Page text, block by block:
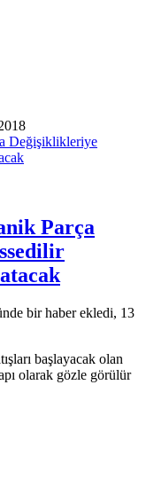
Parça
bir haber ekledi, 13
başlayacak olan
olarak gözle görülür